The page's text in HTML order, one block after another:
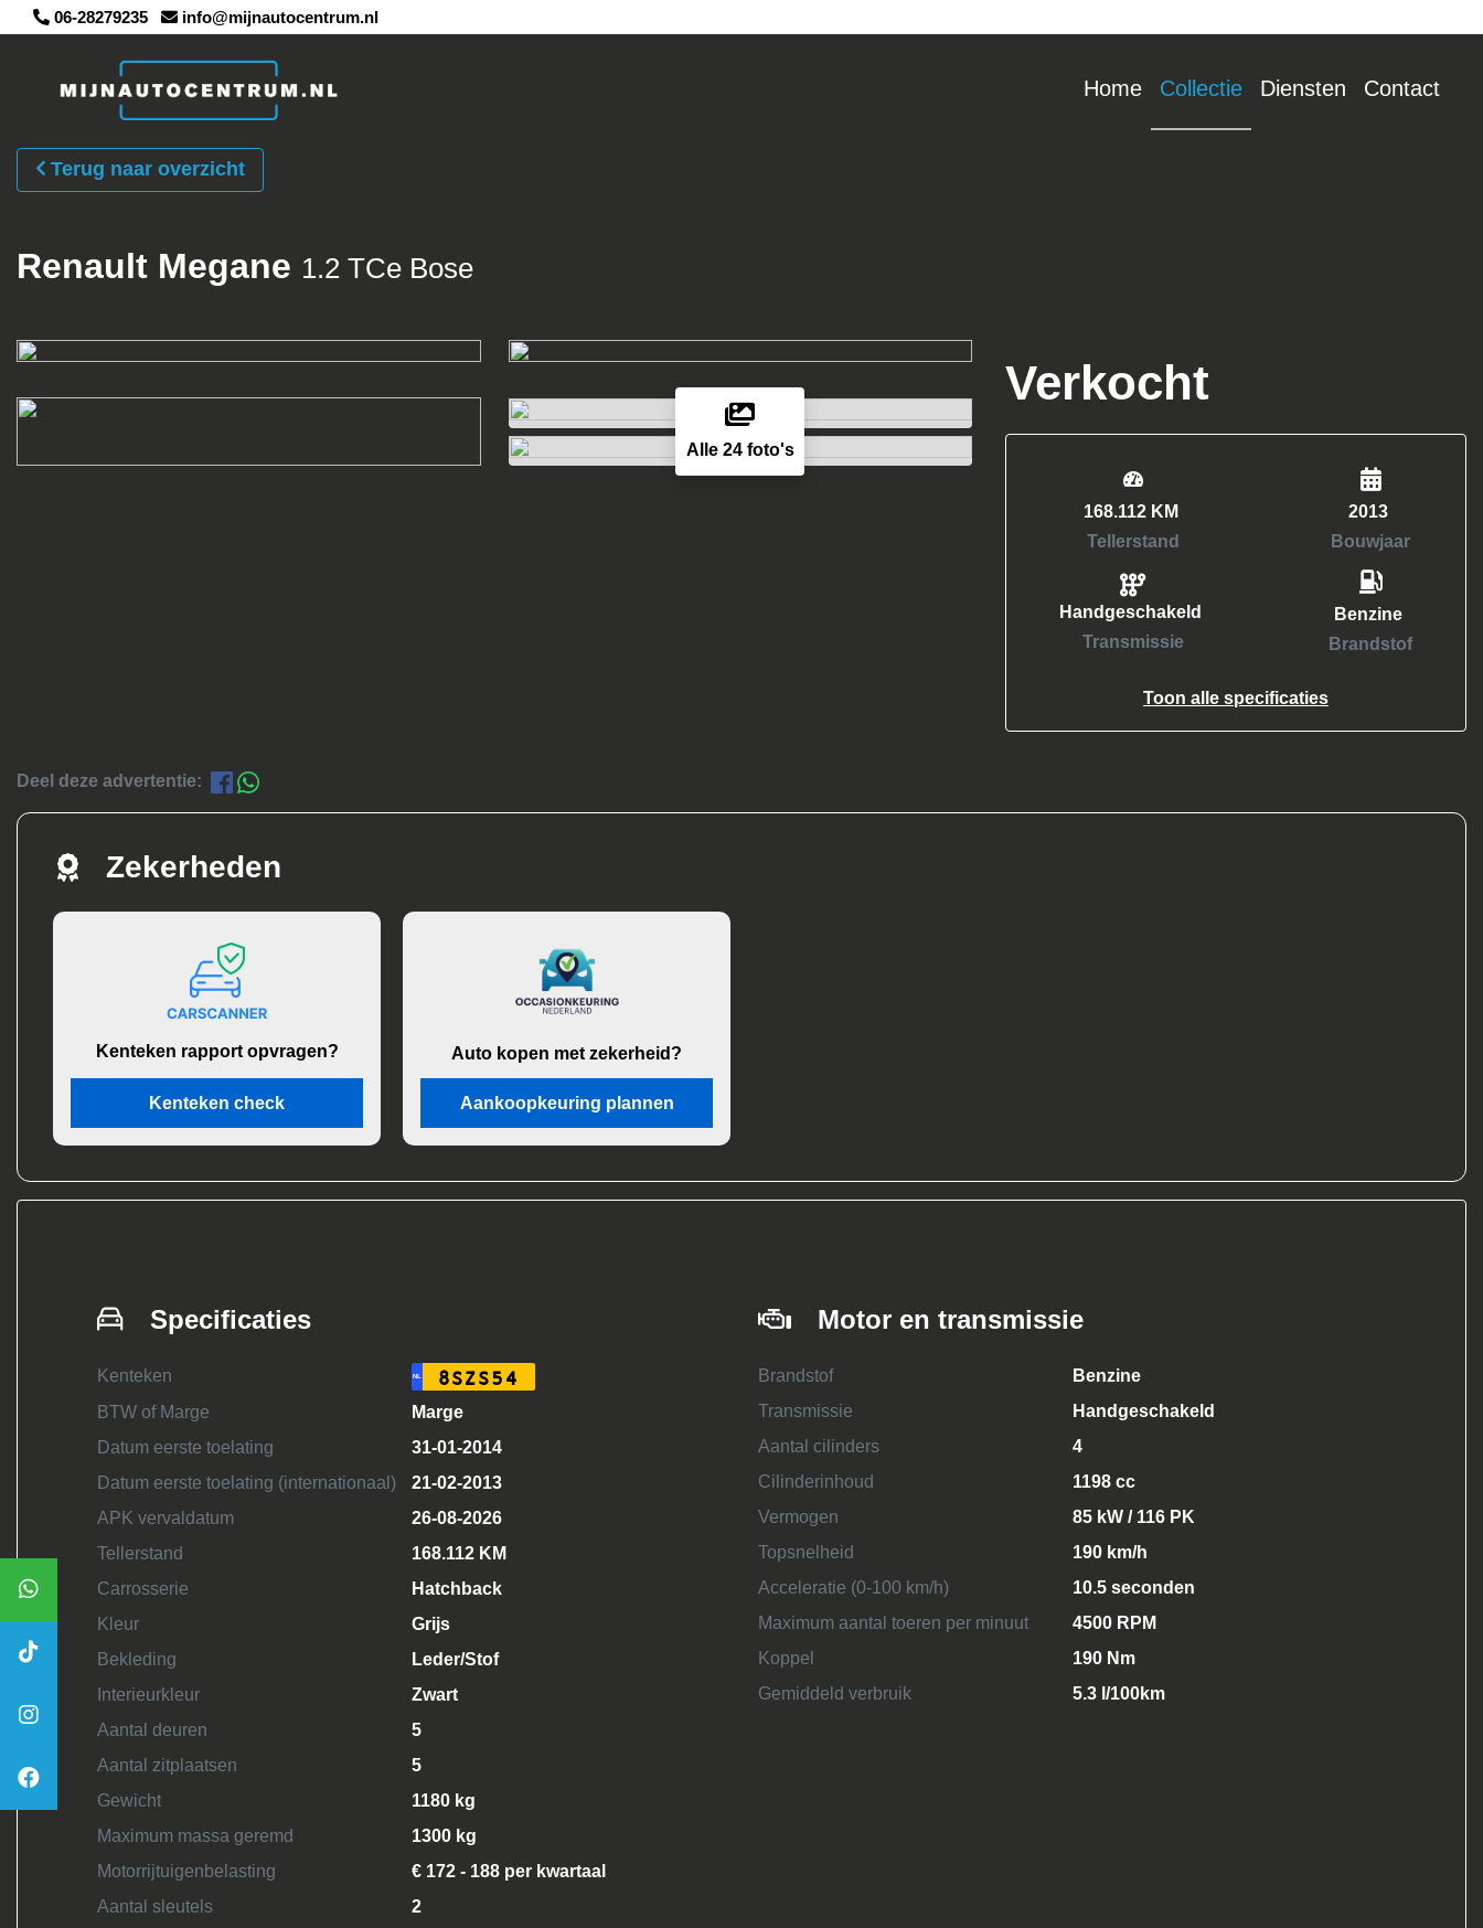
06-28279235 info@mijnautocentrum.nl
Home Collectie Diensten Contact
Terug naar overzicht
Renault Megane 1.2 TCe Bose
Alle 24 foto's
Verkocht
168.112 KM
Tellerstand
Handgeschakeld
Transmissie
2013
Bouwjaar
Benzine
Brandstof
Toon alle specificaties
Deel deze advertentie:
Zekerheden
Kenteken rapport opvragen?
Kenteken check
Auto kopen met zekerheid?
Aankoopkeuring plannen
Specificaties
Kenteken NL 8SZS54
BTW of Marge
Marge
Datum eerste toelating
31-01-2014
Datum eerste toelating (internationaal)
21-02-2013
APK vervaldatum
26-08-2026
Tellerstand
168.112 KM
Carrosserie
Hatchback
Kleur
Grijs
Bekleding
Leder/Stof
Interieurkleur
Zwart
Aantal deuren
5
Aantal zitplaatsen
5
Gewicht
1180 kg
Maximum massa geremd
1300 kg
Motorrijtuigenbelasting
€ 172 - 188 per kwartaal
Aantal sleutels
2
Motor en transmissie
Brandstof
Benzine
Transmissie
Handgeschakeld
Aantal cilinders
4
Cilinderinhoud
1198 cc
Vermogen
85 kW / 116 PK
Topsnelheid
190 km/h
Acceleratie (0-100 km/h)
10.5 seconden
Maximum aantal toeren per minuut
4500 RPM
Koppel
190 Nm
Gemiddeld verbruik
5.3 l/100km